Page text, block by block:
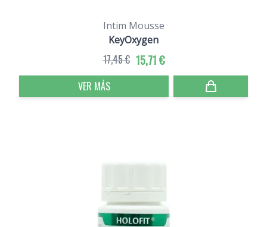
Intim Mousse
KeyOxygen
15,71 €
17,45 €
VER MÁS